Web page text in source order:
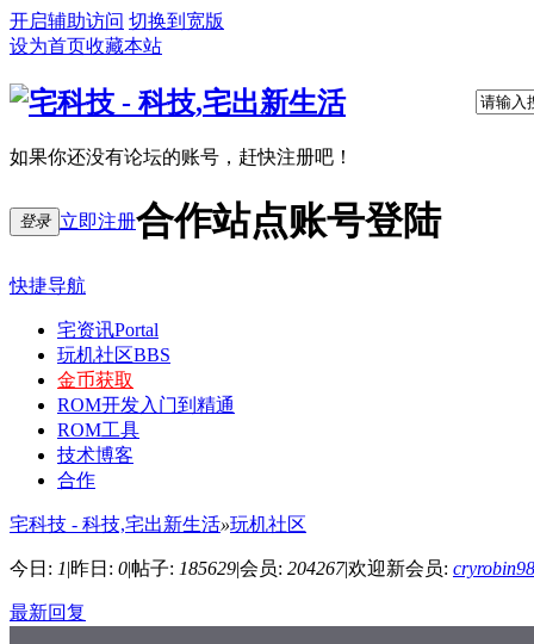
开启辅助访问 切换到宽版
设为首页收藏本站
如果你还没有论坛的账号，赶快注册吧！
登录 立即注册合作站点账号登陆
快捷导航
宅资讯Portal
玩机社区BBS
金币获取
ROM开发入门到精通
ROM工具
技术博客
合作
宅科技 - 科技,宅出新生活»玩机社区
今日: 1|昨日: 0|帖子: 185629|会员: 204267|欢迎新会员: cryrobin98
最新回复